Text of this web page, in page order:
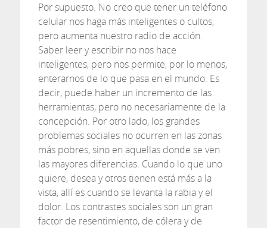
Por supuesto. No creo que tener un teléfono
celular nos haga más inteligentes o cultos,
pero aumenta nuestro radio de acción.
Saber leer y escribir no nos hace
inteligentes, pero nos permite, por lo menos,
enterarnos de lo que pasa en el mundo. Es
decir, puede haber un incremento de las
herramientas, pero no necesariamente de la
concepción. Por otro lado, los grandes
problemas sociales no ocurren en las zonas
más pobres, sino en aquellas donde se ven
las mayores diferencias. Cuando lo que uno
quiere, desea y otros tienen está más a la
vista, allí es cuando se levanta la rabia y el
dolor. Los contrastes sociales son un gran
factor de resentimiento, de cólera y de